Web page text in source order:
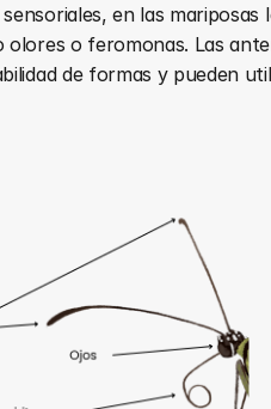
en las mariposas
o feromonas. Las
de formas y pueden